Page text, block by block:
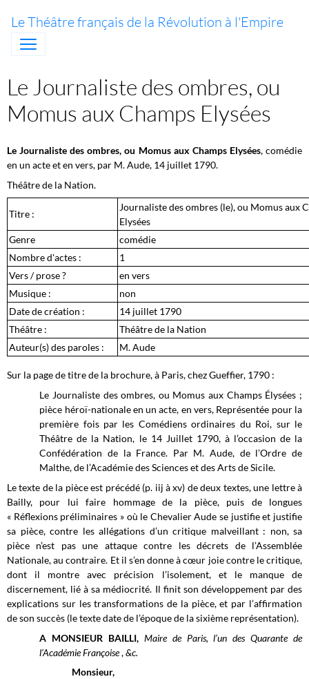
Le Théâtre français de la Révolution à l'Empire
Le Journaliste des ombres, ou
Momus aux Champs Elysées
Le Journaliste des ombres, ou Momus aux Champs Elysées, comédie
en un acte et en vers, par M. Aude, 14 juillet 1790.
Théâtre de la Nation.
Titre :
Journaliste des ombres (le), ou Momus aux
Elysées
Genre
comédie
Nombre d'actes :
1
Vers / prose ?
en vers
Musique :
non
Date de création :
14 juillet 1790
Théâtre :
Théâtre de la Nation
Auteur(s) des paroles :
M. Aude
Sur la page de titre de la brochure, à Paris, chez Gueffier, 1790 :
Le Journaliste des ombres, ou Momus aux Champs Élysées ;
pièce héroï-nationale en un acte, en vers, Représentée pour la
première fois par les Comédiens ordinaires du Roi, sur le
Théâtre de la Nation, le 14 Juillet 1790, à l’occasion de la
Confédération de la France. Par M. Aude, de l’Ordre de
Malthe, de l’Académie des Sciences et des Arts de Sicile.
Le texte de la pièce est précédé (p. iij à xv) de deux textes, une lettre à
Bailly, pour lui faire hommage de la pièce, puis de longues
« Réflexions préliminaires » où le Chevalier Aude se justifie et justifie
sa pièce, contre les allégations d’un critique malveillant : non, sa
pièce n’est pas une attaque contre les décrets de l’Assemblée
Nationale, au contraire. Et il s’en donne à cœur joie contre le critique,
dont il montre avec précision l’isolement, et le manque de
discernement, lié à sa médiocrité. Il finit son développement par des
explications sur les transformations de la pièce, et par l’affirmation
de son succès (le texte date de l’époque de la sixième représentation).
A MONSIEUR BAILLI, Maire de Paris, l’un des Quarante de
l’Académie Françoise,&c.
Monsieur,